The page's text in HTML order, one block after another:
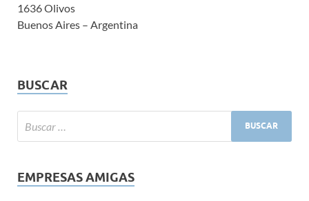
1636 Olivos
Buenos Aires – Argentina
BUSCAR
EMPRESAS AMIGAS